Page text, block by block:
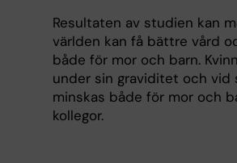
Resultaten av studien kan
världen kan få bättre vård
både för mor och barn.
under sin graviditet och vid
minskas både för mor och
kollegor.